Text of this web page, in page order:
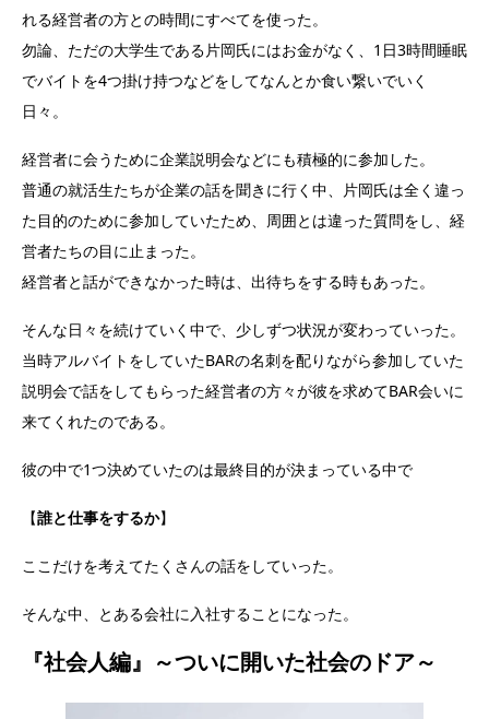
れる経営者の方との時間にすべてを使った。
勿論、ただの大学生である片岡氏にはお金がなく、1日3時間睡眠
でバイトを4つ掛け持つなどをしてなんとか食い繋いでいく
日々。
経営者に会うために企業説明会などにも積極的に参加した。
普通の就活生たちが企業の話を聞きに行く中、片岡氏は全く違っ
た目的のために参加していたため、周囲とは違った質問をし、経
営者たちの目に止まった。
経営者と話ができなかった時は、出待ちをする時もあった。
そんな日々を続けていく中で、少しずつ状況が変わっていった。
当時アルバイトをしていたBARの名刺を配りながら参加していた
説明会で話をしてもらった経営者の方々が彼を求めてBAR会いに
来てくれたのである。
彼の中で1つ決めていたのは最終目的が決まっている中で
【誰と仕事をするか】
ここだけを考えてたくさんの話をしていった。
そんな中、とある会社に入社することになった。
『社会人編』～ついに開いた社会のドア～